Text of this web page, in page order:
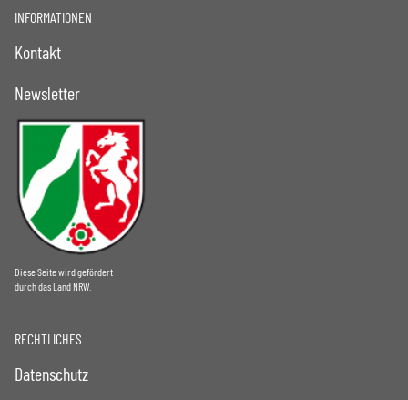
INFORMATIONEN
Kontakt
Newsletter
Diese Seite wird gefördert
durch das Land NRW.
RECHTLICHES
Datenschutz